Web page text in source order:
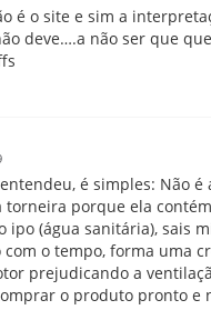
é o site e sim a
deve….a não ser que
é simples: Não é
torneira porque ela
ipo (água sanitária), sais
com o tempo, forma uma
prejudicando a
o produto pronto e